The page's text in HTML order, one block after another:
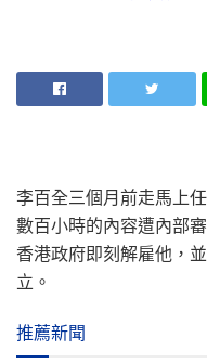
李百全三個月前走馬上
數百小時的內容遭內部
香港政府即刻解雇他，
立。
推薦新聞